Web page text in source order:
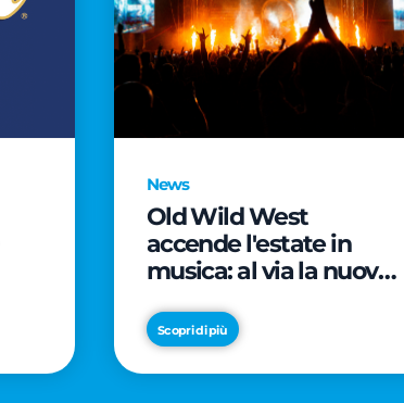
News
Old Wild West
accende l'estate in
musica: al via la nuova
e le prestigiose
partnership con Radio
Italia e Live Nation
Scopri di più